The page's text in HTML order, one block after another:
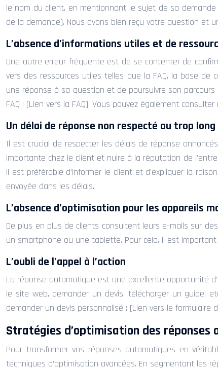
le nom du client, en mentionnant le sujet de sa
de la demande]. Nous avons bien reçu votre question et
L’absence d’informations utiles et de
Une autre erreur fréquente est de se contenter de
vers des ressources utiles telles que la FAQ, la base
une réponse à sa question et de poursuivre son
FAQ : [Lien vers la FAQ]. Vous pouvez également
Un délai de réponse non respecté ou trop long
Il est crucial de respecter les délais de réponse
importante chez le client et nuire à la réputation de
il est préférable d’informer le client et d’expliquer la
envoyée dans les délais.
L’absence d’optimisation pour les appareils
De plus en plus de clients consultent leurs e-mails sur
un smartphone ou une tablette. Pour cela, il est
L’oubli de l’appel à l’action
La réponse automatique est une excellente opportunité
le site web, demander un devis, télécharger un guide,
demander un devis personnalisé : [Lien vers le formulaire
Stratégies d’optimisation des réponses
Pour transformer vos réponses automatiques en
techniques d’optimisation avancées. En segmentant les